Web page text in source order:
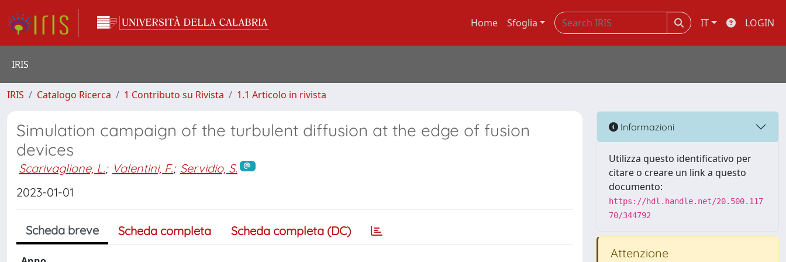
Home Sfoglia IT LOGIN
IRIS
IRIS Catalogo Ricerca 1 Contributo su Rivista 1.1 Articolo in rivista
Simulation campaign of the turbulent diffusion at the edge of fusion
devices
Scarivaglione, L.; Valentini, F.; Servidio, S.
2023-01-01
Scheda breve Scheda completa Scheda completa (DC)
Informazioni
Utilizza questo identificativo per
citare o creare un link a questo
documento:
https://hdl.handle.net/20.500.117
70/344792
Attenzione